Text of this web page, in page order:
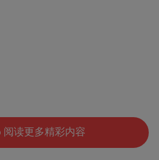
阅读更多精彩内容